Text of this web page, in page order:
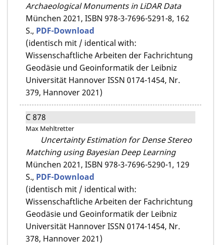
Archaeological Monuments in LiDAR Data
München 2021, ISBN 978-3-7696-5291-8, 162
S., PDF-Download
(identisch mit / identical with:
Wissenschaftliche Arbeiten der Fachrichtung
Geodäsie und Geoinformatik der Leibniz
Universität Hannover ISSN 0174-1454, Nr.
379, Hannover 2021)
C 878
Max Mehltretter
Uncertainty Estimation for Dense Stereo
Matching using Bayesian Deep Learning
München 2021, ISBN 978-3-7696-5290-1, 129
S., PDF-Download
(identisch mit / identical with:
Wissenschaftliche Arbeiten der Fachrichtung
Geodäsie und Geoinformatik der Leibniz
Universität Hannover ISSN 0174-1454, Nr.
378, Hannover 2021)